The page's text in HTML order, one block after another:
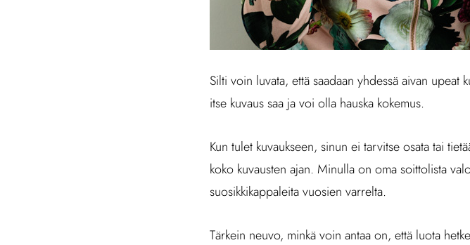
Silti voin luvata, että saadaan yhdessä aivan
itse kuvaus saa ja voi olla hauska kokemus.
Kun tulet kuvaukseen, sinun ei tarvitse osata tai
koko kuvausten ajan. Minulla on oma soittolista
suosikkikappaleita vuosien varrelta.
Tärkein neuvo, minkä voin antaa on, että luota